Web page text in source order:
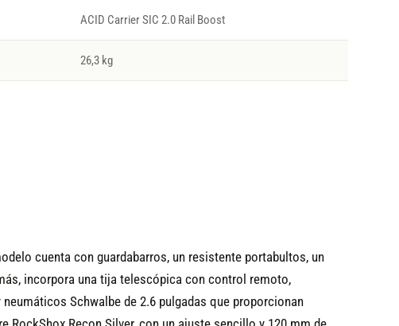
ACID Carrier SIC 2.0 Rail Boost
26,3 kg
cuenta con guardabarros, un resistente portabultos, un
incorpora una tija telescópica con control remoto,
Schwalbe de 2.6 pulgadas que proporcionan